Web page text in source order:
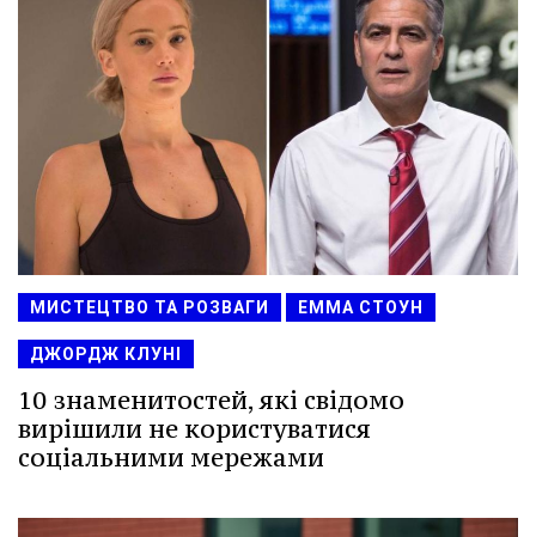
МИСТЕЦТВО ТА РОЗВАГИ ЕММА СТОУН
ДЖОРДЖ КЛУНІ
10 знаменитостей, які свідомо
вирішили не користуватися
соціальними мережами